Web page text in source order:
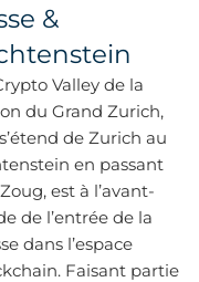
&
Valley de la
du Grand Zurich,
de Zurich au
en passant
est à l’avant-
de l’entrée de la
dans l’espace
Faisant partie